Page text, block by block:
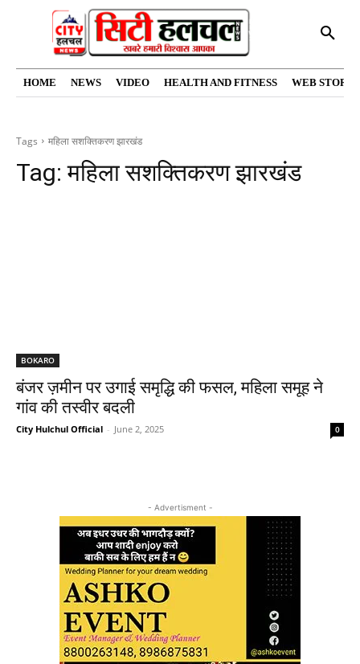
HOME NEWS VIDEO HEALTH AND FITNESS WEB
Tags महिला सशक्तिकरण झारखंड
Tag:महिला सशक्तिकरण झारखंड
BOKARO
बंजर ज़मीन पर उगाई समृद्धि की फसल, महिला समूह ने
गांव की तस्वीर बदली
City Hulchul Official - June 2, 2025 0
- Advertisment -